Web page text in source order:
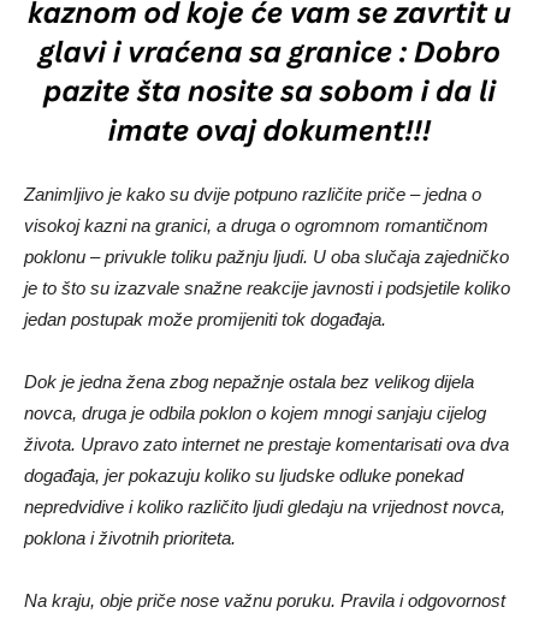
Zanimljivo je kako su dvije potpuno različite priče – jedna o
visokoj kazni na granici, a druga o ogromnom romantičnom
poklonu – privukle toliku pažnju ljudi. U oba slučaja zajedničko
je to što su izazvale snažne reakcije javnosti i podsjetile koliko
jedan postupak može promijeniti tok događaja.
Dok je jedna žena zbog nepažnje ostala bez velikog dijela
novca, druga je odbila poklon o kojem mnogi sanjaju cijelog
života. Upravo zato internet ne prestaje komentarisati ova dva
događaja, jer pokazuju koliko su ljudske odluke ponekad
nepredvidive i koliko različito ljudi gledaju na vrijednost novca,
poklona i životnih prioriteta.
Na kraju, obje priče nose važnu poruku. Pravila i odgovornost